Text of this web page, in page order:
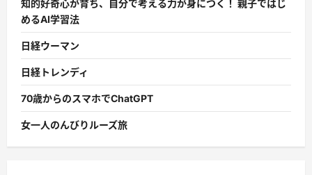
知的好奇心が育ち、自分で考える力が身につく！ 親子ではじ
めるAI学習法
日経ウーマン
日経トレンディ
70歳からのスマホでChatGPT
女一人のんびりルーズ旅